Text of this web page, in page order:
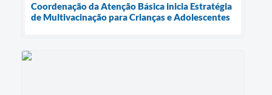
Coordenação da Atenção Básica inicia Estratégia
de Multivacinação para Crianças e Adolescentes